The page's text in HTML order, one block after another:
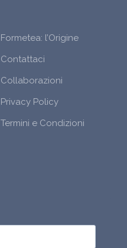
Formetea: l’Origine
Contattaci
Collaborazioni
Privacy Policy
Termini e Condizioni